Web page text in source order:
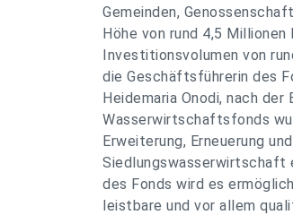
Gemeinden,
Höhe von rund 4,5
Investitionsvolumen von
die Geschäftsführerin des
Heidemaria Onodi, nach der
Wasserwirtschaftsfonds
Erweiterung, Erneuerung
Siedlungswasserwirtschaft
des Fonds wird es
leistbare und vor allem